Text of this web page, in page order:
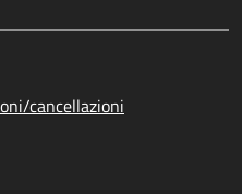
cancellazioni